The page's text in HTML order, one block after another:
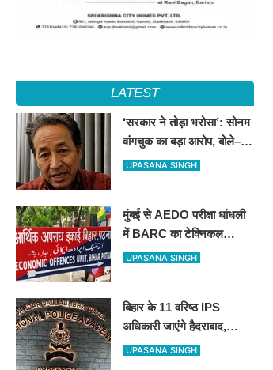
LATEST
‘सरकार ने तोड़ा भरोसा’: सोनम
वांगचुक का बड़ा आरोप, बोले–
आधी रात का समझौता कुछ
UPASANA SINGH
मुंबई से AEDO परीक्षा धांधली
में BARC का टेक्निकल
असिस्टेंट गिरफ्तार, पटना ला
UPASANA SINGH
बिहार के 11 वरिष्ठ IPS
अधिकारी जाएंगे हैदराबाद,
आधुनिक पुलिसिंग और नेतृत्व
UPASANA SINGH